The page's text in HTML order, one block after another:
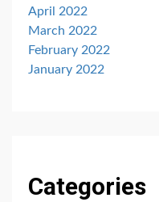
April 2022
March 2022
February 2022
January 2022
Categories